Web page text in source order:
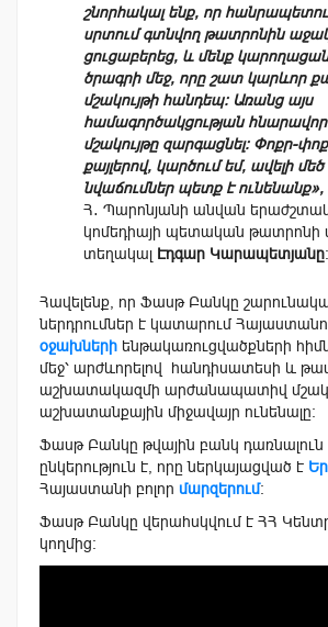
շնորհակալ ենք, որ
սրտում գտնվող թատրոնին
ցուցաբերեց, և մենք
ծրագրի մեջ, որը շատ կարևոր
մշակույթի հանդեպ։ Առանց այս
համագործակցության հնարավոր
մշակույթը զարգացնել։ Փոքր-
քայլերով, կարծում եմ, ավելի մեծ
նվաճումներ պետք է ունենանք»,
Հ․ Պարոնյանի անվան
կոմեդիայի պետական թատրոնի
տեղակալ Էդգար Կարապետյանը։
Հավելենք, որ Ֆասթ Բանկը
ներդրումներ է կատարում
օջախների ենթակառուցվածքների
մեջ՝ արժևորելով հանդիսատեսի և
աշխատակազմի արժանապատիվ
աշխատանքային միջավայր ունենալը։
Ֆասթ Բանկը թվային բանկ
ընկերություն է, որը ներկայացված է
Հայաստանի բոլոր մարզերում:
Ֆասթ Բանկը վերահսկվում է ՀՀ
կողմից։